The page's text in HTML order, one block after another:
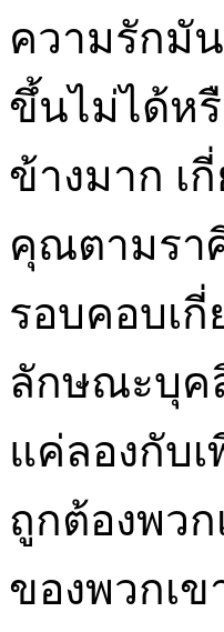
ความรักมั
ขึ้นไม่ได้ห
ข้างมาก เ
คุณตามรา
รอบคอบเ
ลักษณะบุค
แค่ลองกับ
ถูกต้องพวก
ของพวกเ